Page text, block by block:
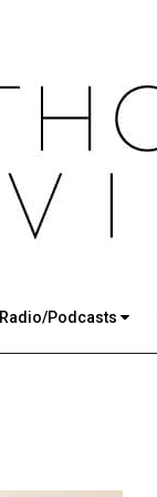
Radio/Podcasts